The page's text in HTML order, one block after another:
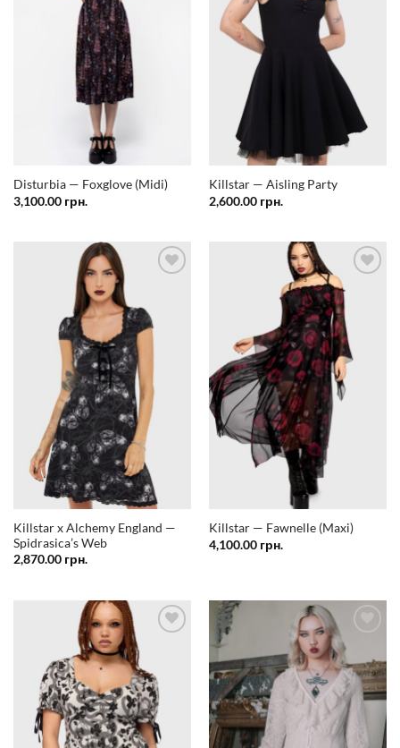
Disturbia — Foxglove (Midi)
3,100.00 грн.
бажань
Killstar — Aisling Party
2,600.00 грн.
Додати
Killstar x Alchemy England —
Spidrasica’s Web
2,870.00 грн.
Додати
список
бажань
Killstar — Fawnelle (Maxi)
4,100.00 грн.
Додати
список
бажань
Додати
список
бажань